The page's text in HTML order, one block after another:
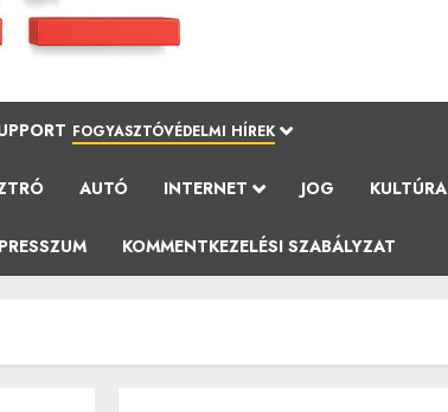
FOGYASZTÓVÉDELMI HÍREK
AUTÓ INTERNET JOG KULTÚRA
KOMMENTKEZELÉSI SZABÁLYZAT